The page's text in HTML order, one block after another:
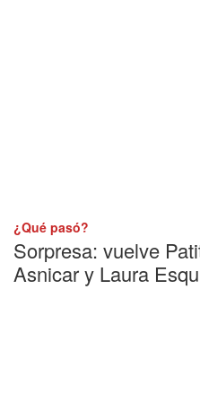
¿Qué pasó?
Sorpresa: vuelve
Asnicar y Laura